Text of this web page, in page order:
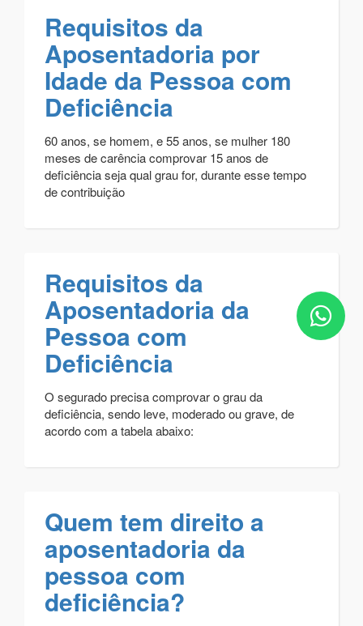
Requisitos da
Aposentadoria por
Idade da Pessoa com
Deficiência
60 anos, se homem, e 55 anos, se mulher 180
meses de carência comprovar 15 anos de
deficiência seja qual grau for, durante esse tempo
de contribuição
Requisitos da
Aposentadoria da
Pessoa com
Deficiência
O segurado precisa comprovar o grau da
deficiência, sendo leve, moderado ou grave, de
acordo com a tabela abaixo:
Quem tem direito a
aposentadoria da
pessoa com
deficiência?